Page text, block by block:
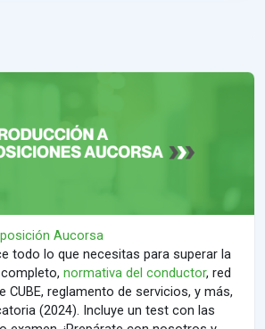
Aucorsa
Aucorsa
todo lo que necesitas para superar la
normativa del conductor, red
CUBE, reglamento de servicios, y más,
(2024). Incluye un test con las